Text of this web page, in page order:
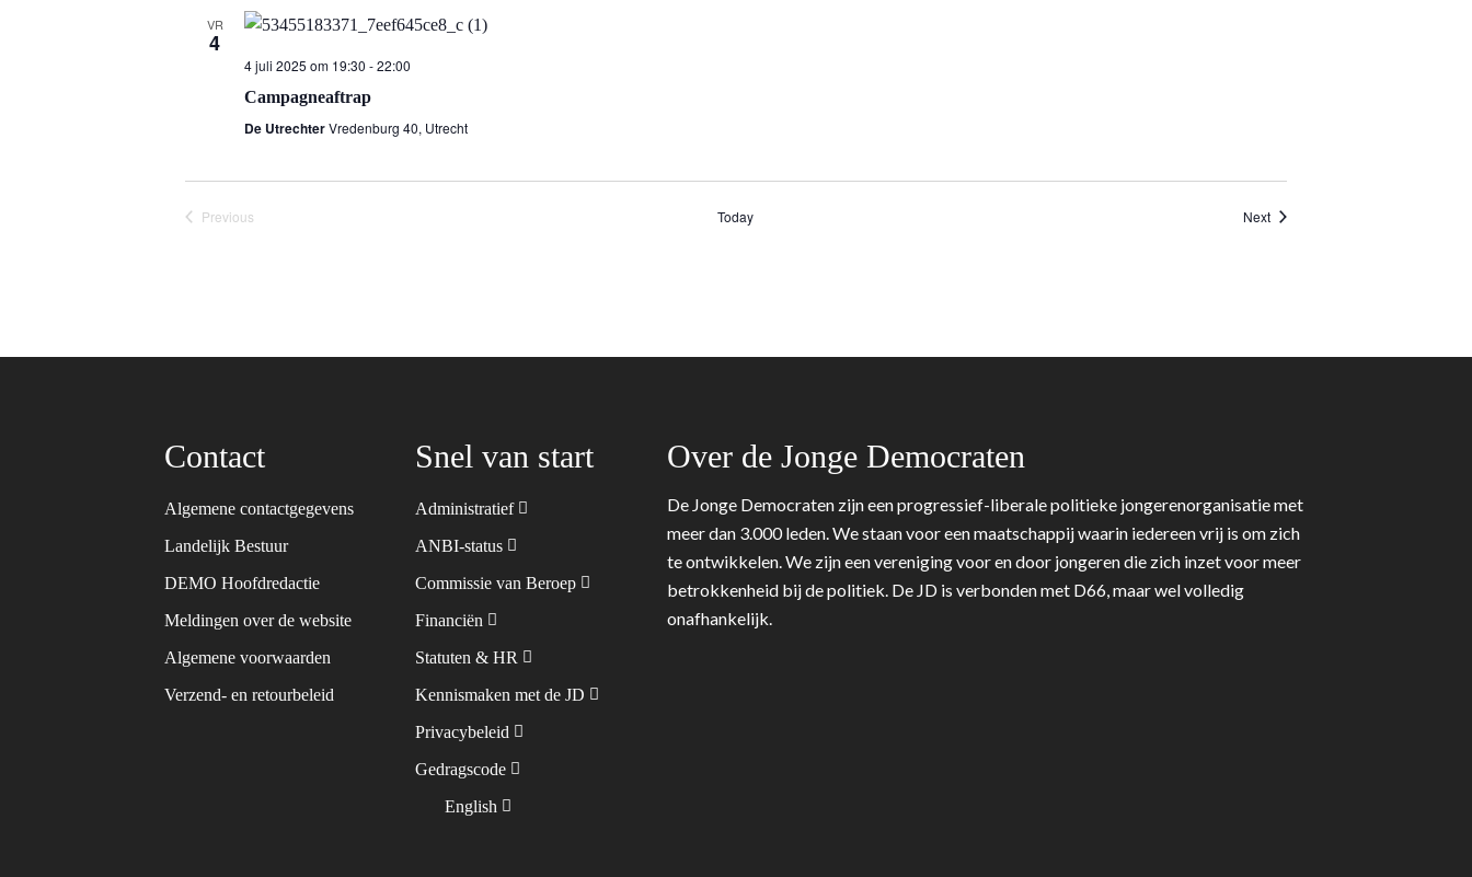
VR
4
4 juli 2025 om 19:30 -22:00
Campagneaftrap
De UtrechterVredenburg 40, Utrecht
Previous
Today NextEvents
Contact
Algemene contactgegevens
Landelijk Bestuur
DEMO Hoofdredactie
Meldingen over de website
Algemene voorwaarden
Verzend- en retourbeleid
Snel van start
Administratief
ANBI-status
Commissie van Beroep
Financiën
Statuten & HR
Kennismaken met de JD
Privacybeleid
Gedragscode
English
Over de Jonge Democraten
De Jonge Democraten zijn een progressief-liberale politieke jongerenorganisatie met
meer dan 3.000 leden. We staan voor een maatschappij waarin iedereen vrij is om zich
te ontwikkelen. We zijn een vereniging voor en door jongeren die zich inzet voor meer
betrokkenheid bij de politiek. De JD is verbonden met D66, maar wel volledig
onafhankelijk.